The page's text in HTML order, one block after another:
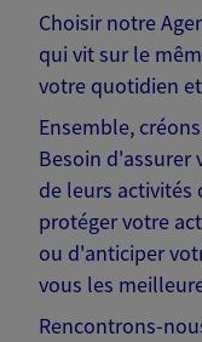
Choisir notre
qui vit sur le
votre quotidien
Ensemble,
Besoin d'assurer
de leurs
protéger votre
ou d'anticiper
vous les
Rencontrons-